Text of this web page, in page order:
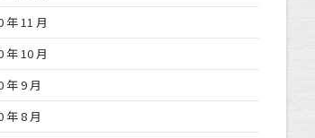
年 11 月
年 10 月
年 9 月
年 8 月